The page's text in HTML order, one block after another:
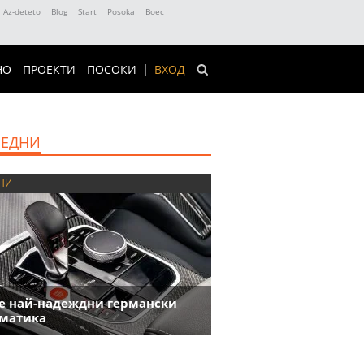
Az-deteto Blog Start Posoka
Boec
ВХОД
ПРОЕКТИ ПОСОКИ
най-надеждни германски